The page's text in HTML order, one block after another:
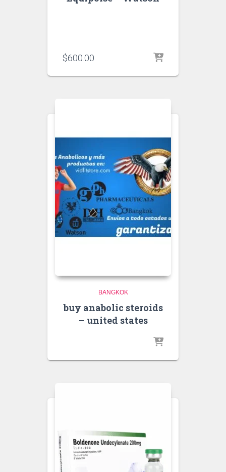
$600.00
BANGKOK
buy anabolic steroids
– united states